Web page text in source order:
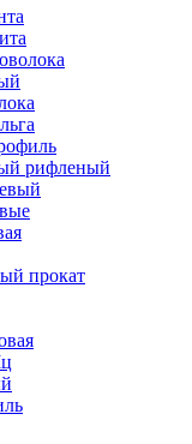
рифленый
прокат